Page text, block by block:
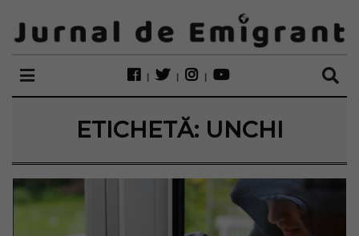
ETICHETĂ: UNCHI